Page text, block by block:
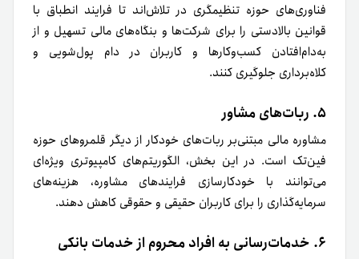
فناوری‌های حوزه تنظیمگری در تلاش‌اند تا فرایند انطباق با
قوانین بالادستی را برای شرکت‌ها و بنگاه‌های مالی تسهیل و از
به‌دام‌افتادن کسب‌وکارها و کاربران در دام پول‌شویی و
کلاه‌برداری جلوگیری کنند.
۵. ربات‌های مشاور
مشاوره مالی مبتنی‌بر ربات‌های خودکار از دیگر قلمروهای حوزه
فین‌تک است. در این بخش، الگوریتم‌های کامپیوتری ویژه‌ای
می‌توانند با خودکارسازی فرایندهای مشاوره، هزینه‌های
سرمایه‌گذاری را برای کاربران حقیقی و حقوقی کاهش دهند.
۶. خدمات‌رسانی به افراد محروم از خدمات بانکی